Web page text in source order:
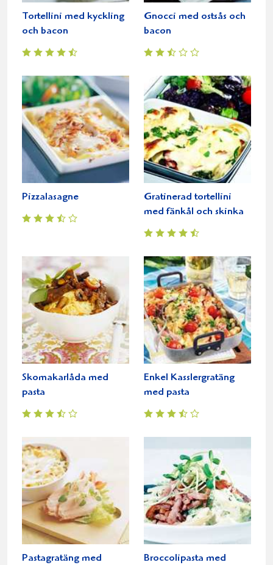
Tortellini med kyckling
och bacon
Gnocci med ostsås och
bacon
Pizzalasagne
Gratinerad tortellini
med fänkål och skinka
Skomakarlåda med
pasta
Enkel Kasslergratäng
med pasta
Pastagratäng med
Broccolipasta med